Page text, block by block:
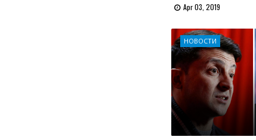
Apr 03, 2019
НОВОСТИ